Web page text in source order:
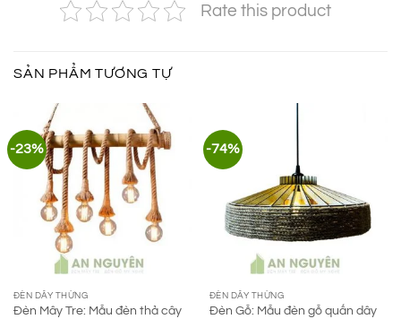
Rate this product
SẢN PHẨM TƯƠNG TỰ
-23%
ĐÈN DÂY THỪNG
Đèn Mây Tre: Mẫu đèn thả cây
-74%
ĐÈN DÂY THỪNG
Đèn Gỗ: Mẫu đèn gỗ quấn dây